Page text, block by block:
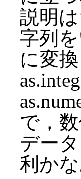
説明
字列
に変
で，
デー
利かな